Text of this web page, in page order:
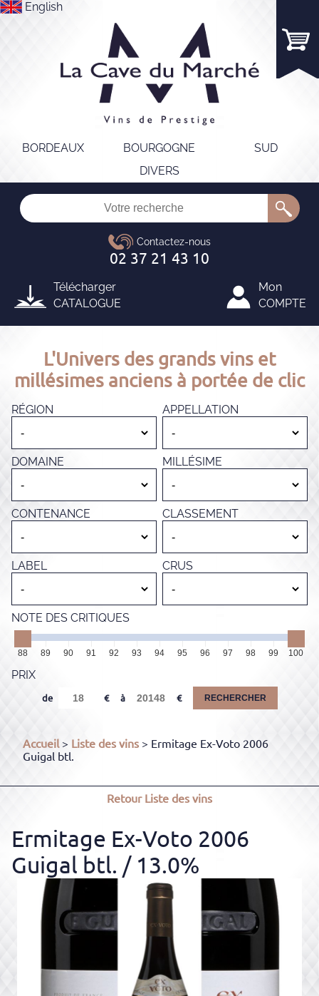
English
BORDEAUX BOURGOGNE
SUD
DIVERS
Télécharger
CATALOGUE
Mon
COMPTE
L'Univers des grands vins et
millésimes anciens à portée de clic
RÉGION APPELLATION
DOMAINE MILLÉSIME
CONTENANCE CLASSEMENT
LABEL CRUS
NOTE DES CRITIQUES
88 89 90 91 92 93 94 95 96 97 98 99 100
PRIX
de à RECHERCHER
Accueil> Liste des vins > Ermitage Ex-Voto 2006
Guigal btl.
RetourListe des vins
Ermitage Ex-Voto 2006
Guigal btl. / 13.0%